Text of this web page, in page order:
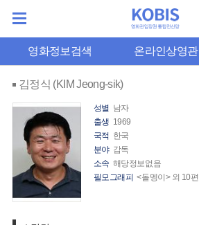
영화정보검색 온라인상영관
김정식 (KIM Jeong-sik)
성별 남자
출생 1969
국적 한국
분야 감독
소속 해당정보없음
필모그래피 <돌멩이> 외 10편